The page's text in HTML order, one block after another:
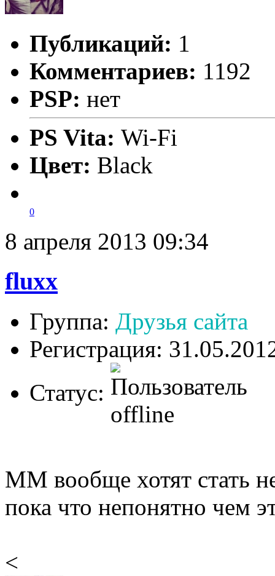
Публикаций: 1
Комментариев: 1192
PSP: нет
PS Vita: Wi-Fi
Цвет: Black
0
8 апреля 2013 09:34
fluxx
Группа: Друзья сайта
Регистрация:
Статус:
MM вообще хотят стать
пока что непонятно чем
<